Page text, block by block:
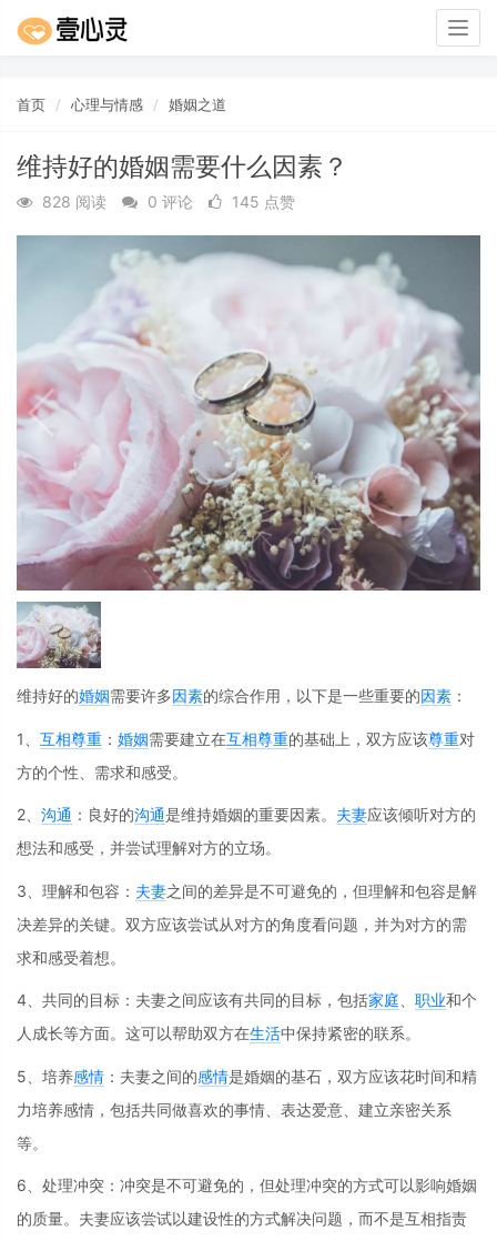
首页 心理与情感 婚姻之道
维持好的婚姻需要什么因素？
828 阅读 0 评论 145 点赞
维持好的婚姻需要许多因素的综合作用，以下是一些重要的因素 ：
1、 互相尊重 ： 婚姻需要建立在互相尊重的基础上，双方应该尊重对
方的个性、需求和感受。
2、 沟通 ：良好的沟通是维持婚姻的重要因素。 夫妻应该倾听对方的
想法和感受，并尝试理解对方的立场。
3、理解和包容： 夫妻之间的差异是不可避免的，但理解和包容是解
决差异的关键。双方应该尝试从对方的角度看问题，并为对方的需
求和感受着想。
4、共同的目标：夫妻之间应该有共同的目标，包括家庭 职业和个
人成长等方面。这可以帮助双方在生活中保持紧密的联系。
5、培养感情 ：夫妻之间的感情是婚姻的基石，双方应该花时间和精
力培养感情，包括共同做喜欢的事情、表达爱意、建立亲密关系
等。
6、处理冲突：冲突是不可避免的，但处理冲突的方式可以影响婚姻
的质量。夫妻应该尝试以建设性的方式解决问题，而不是互相指责